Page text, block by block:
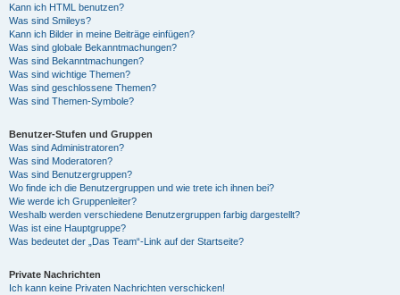
Kann ich HTML benutzen?
Was sind Smileys?
Kann ich Bilder in meine Beiträge einfügen?
Was sind globale Bekanntmachungen?
Was sind Bekanntmachungen?
Was sind wichtige Themen?
Was sind geschlossene Themen?
Was sind Themen-Symbole?
Benutzer-Stufen und Gruppen
Was sind Administratoren?
Was sind Moderatoren?
Was sind Benutzergruppen?
Wo finde ich die Benutzergruppen und wie trete ich ihnen bei?
Wie werde ich Gruppenleiter?
Weshalb werden verschiedene Benutzergruppen farbig dargestellt?
Was ist eine Hauptgruppe?
Was bedeutet der „Das Team“-Link auf der Startseite?
Private Nachrichten
Ich kann keine Privaten Nachrichten verschicken!